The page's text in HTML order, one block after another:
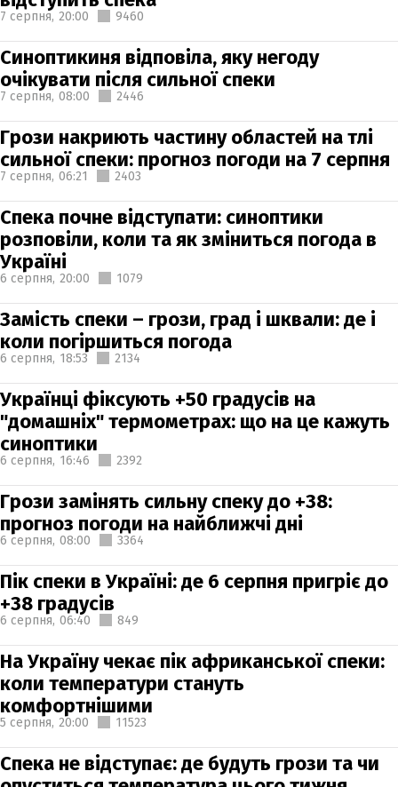
7 серпня, 20:00 9460
Синоптикиня відповіла, яку негоду
очікувати після сильної спеки
7 серпня, 08:00 2446
Грози накриють частину областей на тлі
сильної спеки: прогноз погоди на 7 серпня
7 серпня, 06:21 2403
Спека почне відступати: синоптики
розповіли, коли та як зміниться погода в
Україні
6 серпня, 20:00 1079
Замість спеки – грози, град і шквали: де і
коли погіршиться погода
6 серпня, 18:53 2134
Українці фіксують +50 градусів на
"домашніх" термометрах: що на це кажуть
синоптики
6 серпня, 16:46 2392
Грози замінять сильну спеку до +38:
прогноз погоди на найближчі дні
6 серпня, 08:00 3364
Пік спеки в Україні: де 6 серпня пригріє до
+38 градусів
6 серпня, 06:40 849
На Україну чекає пік африканської спеки:
коли температури стануть
комфортнішими
5 серпня, 20:00 11523
Спека не відступає: де будуть грози та чи